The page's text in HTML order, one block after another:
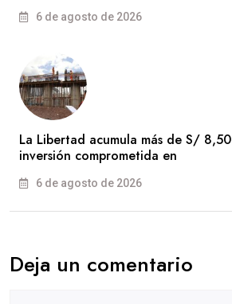
6 de agosto de 2026
La Libertad acumula más de S/
inversión comprometida en
6 de agosto de 2026
Deja un comentario